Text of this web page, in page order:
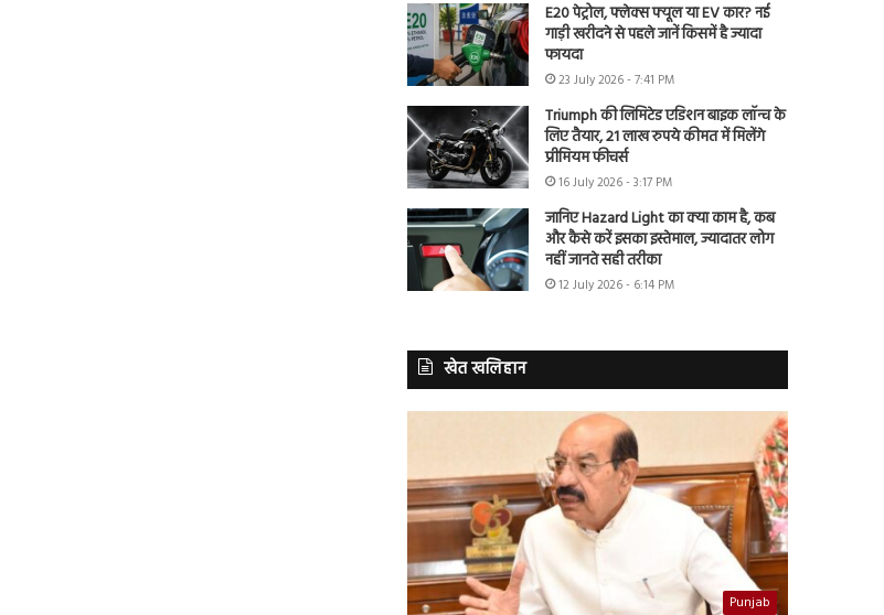
E20 पेट्रोल, फ्लेक्स फ्यूल या EV कार? नई
गाड़ी खरीदने से पहले जानें किसमें है ज्यादा
फायदा
23 July 2026 - 7:41 PM
Triumph की लिमिटेड एडिशन बाइक लॉन्च के
लिए तैयार, 21 लाख रुपये कीमत में मिलेंगे
प्रीमियम फीचर्स
16 July 2026 - 3:17 PM
जानिए Hazard Light का क्या काम है, कब
और कैसे करें इसका इस्तेमाल, ज्यादातर लोग
नहीं जानते सही तरीका
12 July 2026 - 6:14 PM
खेत खलिहान
Punjab